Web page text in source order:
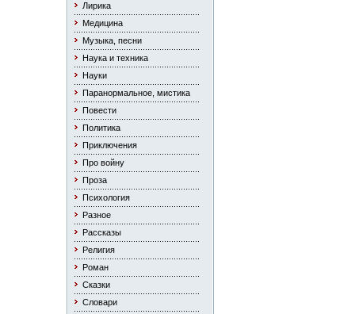
Лирика
Медицина
Музыка, песни
Наука и техника
Науки
Паранормальное, мистика
Повести
Политика
Приключения
Про войну
Проза
Психология
Разное
Рассказы
Религия
Роман
Сказки
Словари